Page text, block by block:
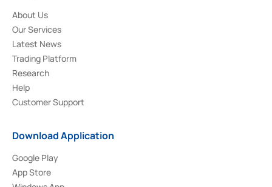
About Us
Our Services
Latest News
Trading Platform
Research
Help
Customer Support
Download Application
Google Play
App Store